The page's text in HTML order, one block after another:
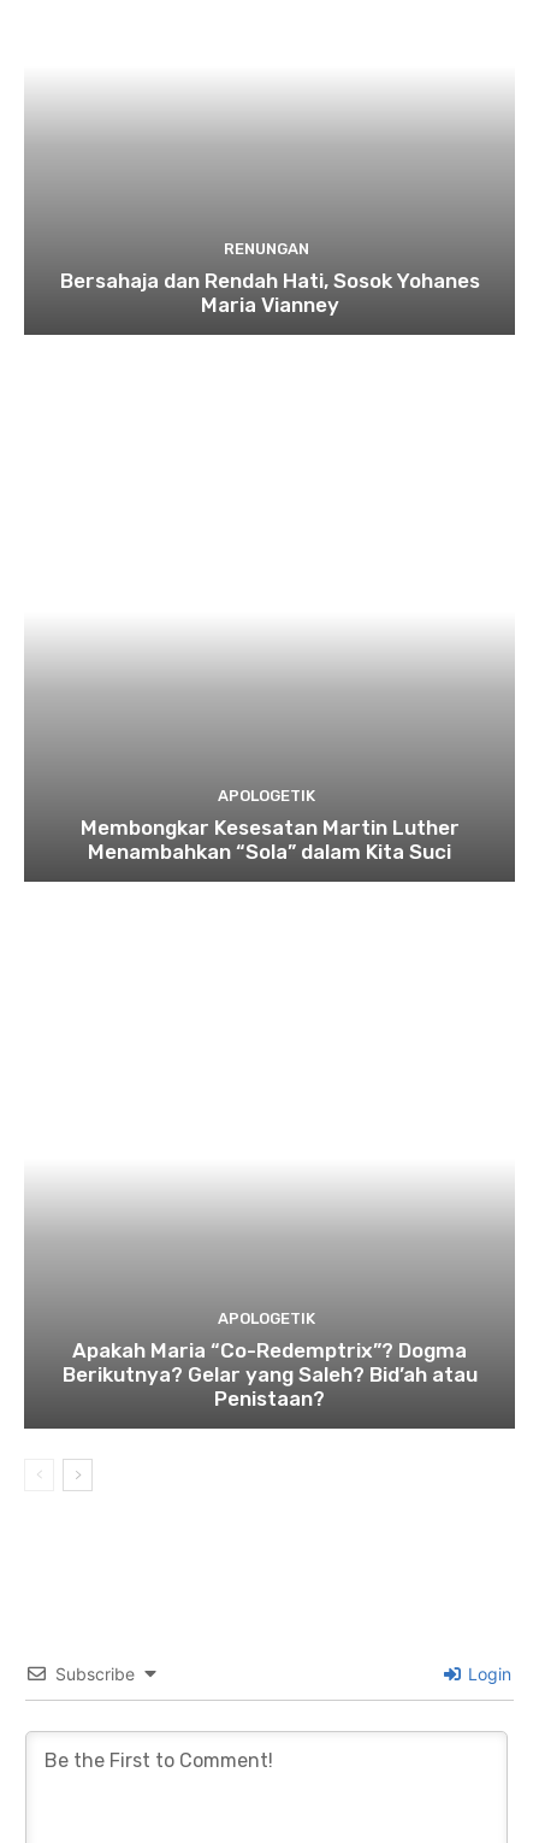
RENUNGAN
Bersahaja dan Rendah Hati, Sosok Yohanes
Maria Vianney
APOLOGETIK
Membongkar Kesesatan Martin Luther
Menambahkan “Sola” dalam Kita Suci
APOLOGETIK
Apakah Maria “Co-Redemptrix”? Dogma
Berikutnya? Gelar yang Saleh? Bid’ah atau
Penistaan?
Subscribe Login